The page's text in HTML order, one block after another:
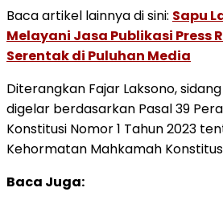
Baca artikel lainnya di sini: Sapu
Melayani Jasa Publikasi Press
Serentak di Puluhan Media
Diterangkan Fajar Laksono,
digelar berdasarkan Pasal 39
Konstitusi Nomor 1 Tahun 2023
Kehormatan Mahkamah
Baca Juga: